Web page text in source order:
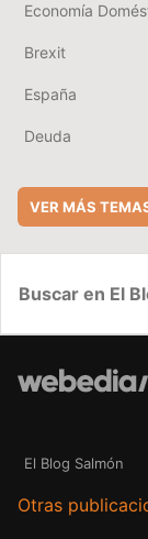
Economía
Brexit
España
Deuda
VER MÁS
El Blog Salmón
Otras